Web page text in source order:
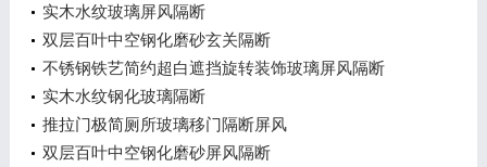
实木水纹玻璃屏风隔断
双层百叶中空钢化磨砂玄关隔断
不锈钢铁艺简约超白遮挡旋转装饰玻璃屏风隔断
实木水纹钢化玻璃隔断
推拉门极简厕所玻璃移门隔断屏风
双层百叶中空钢化磨砂屏风隔断